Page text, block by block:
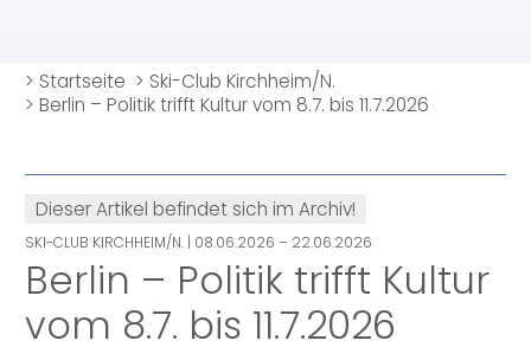
> Startseite > Ski-Club Kirchheim/N.
> Berlin – Politik trifft Kultur vom 8.7. bis 11.7.2026
Dieser Artikel befindet sich im Archiv!
SKI-CLUB KIRCHHEIM/N. | 08.06.2026 – 22.06.2026
Berlin – Politik trifft Kultur
vom 8.7. bis 11.7.2026